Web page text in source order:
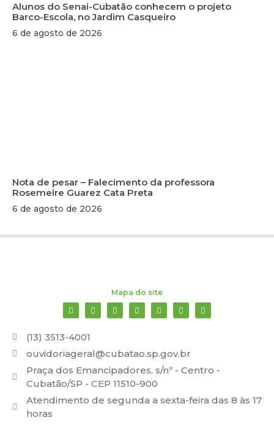
Alunos do Senai-Cubatão conhecem o projeto
Barco-Escola, no Jardim Casqueiro
6 de agosto de 2026
Nota de pesar – Falecimento da professora
Rosemeire Guarez Cata Preta
6 de agosto de 2026
Mapa do site
(13) 3513-4001
ouvidoriageral@cubatao.sp.gov.br
Praça dos Emancipadores, s/nº - Centro -
Cubatão/SP - CEP 11510-900
Atendimento de segunda a sexta-feira das 8 às 17
horas